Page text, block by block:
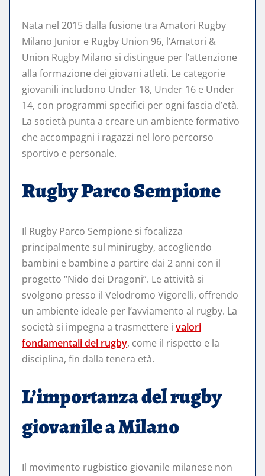
Nata nel 2015 dalla fusione tra Amatori Rugby
Milano Junior e Rugby Union 96, l’Amatori &
Union Rugby Milano si distingue per l’attenzione
alla formazione dei giovani atleti. Le categorie
giovanili includono Under 18, Under 16 e Under
14, con programmi specifici per ogni fascia d’età.
La società punta a creare un ambiente formativo
che accompagni i ragazzi nel loro percorso
sportivo e personale.
Rugby Parco Sempione
Il Rugby Parco Sempione si focalizza
principalmente sul minirugby, accogliendo
bambini e bambine a partire dai 2 anni con il
progetto “Nido dei Dragoni”. Le attività si
svolgono presso il Velodromo Vigorelli, offrendo
un ambiente ideale per l’avviamento al rugby. La
società si impegna a trasmettere i valori
fondamentali del rugby, come il rispetto e la
disciplina, fin dalla tenera età.
L’importanza del rugby
giovanile a Milano
Il movimento rugbistico giovanile milanese non